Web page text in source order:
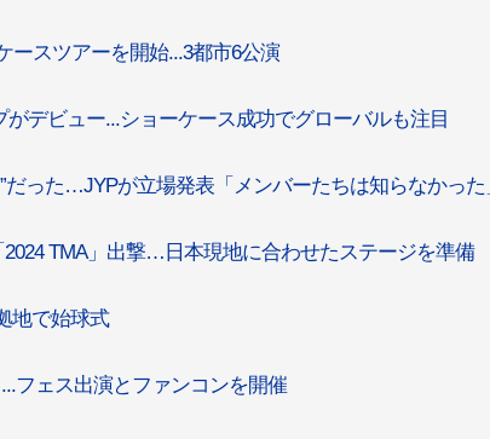
ースツアーを開始...3都市6公演
がデビュー...ショーケース成功でグローバルも注目
だった…JYPが立場発表「メンバーたちは知らなかった
2024 TMA」出撃…日本現地に合わせたステージを準備
地で始球式
フェス出演とファンコンを開催